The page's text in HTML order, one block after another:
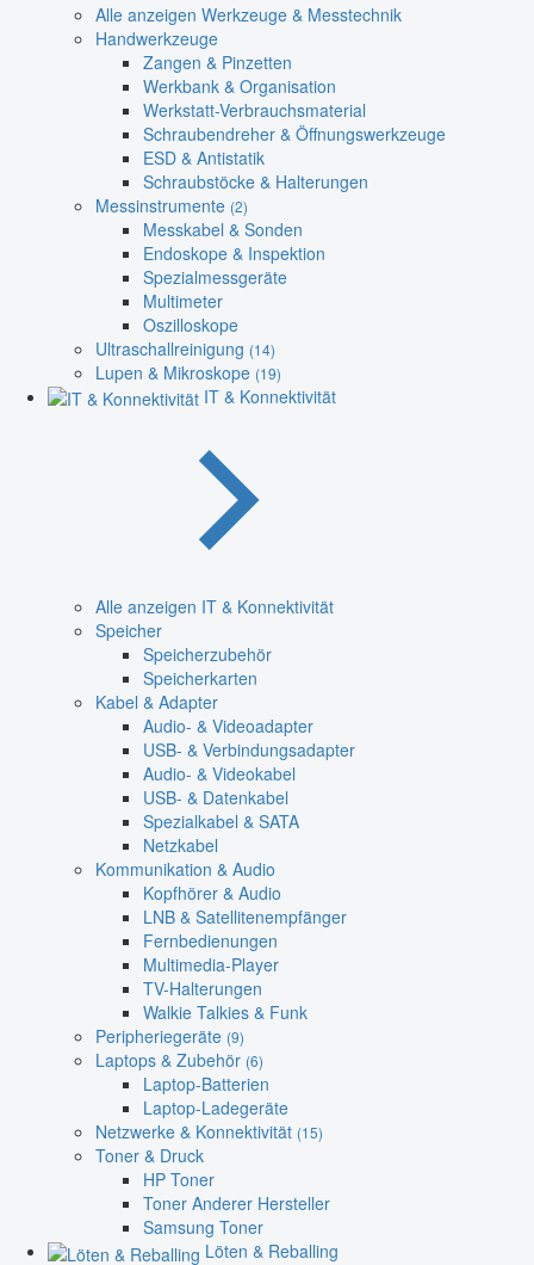
Alle anzeigen Werkzeuge & Messtechnik
Handwerkzeuge
Zangen & Pinzetten
Werkbank & Organisation
Werkstatt-Verbrauchsmaterial
Schraubendreher & Öffnungswerkzeuge
ESD & Antistatik
Schraubstöcke & Halterungen
Messinstrumente (2)
Messkabel & Sonden
Endoskope & Inspektion
Spezialmessgeräte
Multimeter
Oszilloskope
Ultraschallreinigung (14)
Lupen & Mikroskope (19)
IT & Konnektivität
Alle anzeigen IT & Konnektivität
Speicher
Speicherzubehör
Speicherkarten
Kabel & Adapter
Audio- & Videoadapter
USB- & Verbindungsadapter
Audio- & Videokabel
USB- & Datenkabel
Spezialkabel & SATA
Netzkabel
Kommunikation & Audio
Kopfhörer & Audio
LNB & Satellitenempfänger
Fernbedienungen
Multimedia-Player
TV-Halterungen
Walkie Talkies & Funk
Peripheriegeräte (9)
Laptops & Zubehör (6)
Laptop-Batterien
Laptop-Ladegeräte
Netzwerke & Konnektivität (15)
Toner & Druck
HP Toner
Toner Anderer Hersteller
Samsung Toner
Löten & Reballing